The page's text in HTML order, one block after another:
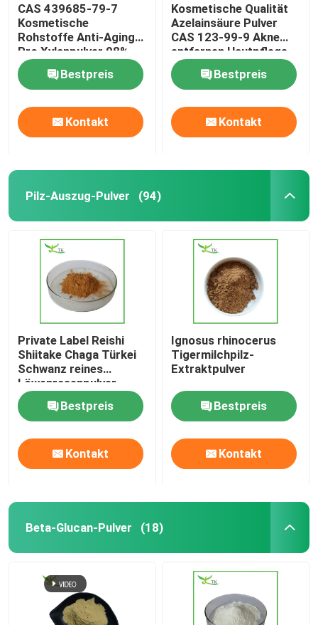
CAS 439685-79-7
Kosmetische
Rohstoffe Anti-Aging
Pro Xylanpulver 98%
Reinheit
Bestpreis
Kontakt
Kosmetische Qualität
Azelainsäure Pulver
CAS 123-99-9 Akne
entfernen Hautpflege
Rohstoff
Bestpreis
Kontakt
Pilz-Auszug-Pulver (94)
Private Label Reishi
Shiitake Chaga Türkei
Schwanz reines
Löwenrasenpulver
Bestpreis
Kontakt
Ignosus rhinocerus
Tigermilchpilz-
Extraktpulver
Bestpreis
Kontakt
Beta-Glucan-Pulver (18)